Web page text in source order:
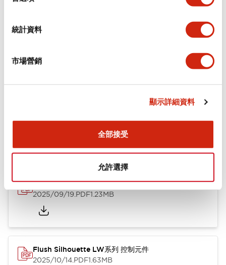
統計資料
市場營銷
顯示詳細資料
全部接受
允許選擇
Flush Silhouette LW系列 控制元件 (英文版)
2025/09/19.PDF1.23MB
Flush Silhouette LW系列 控制元件
2025/10/14.PDF1.63MB